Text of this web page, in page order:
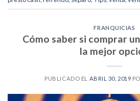
FRANQUICIAS
Cómo saber si comprar
la mejor
PUBLICADO EL ABRIL 30, 2019